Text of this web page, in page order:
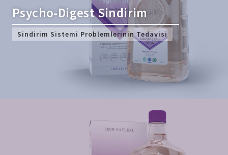
Psycho-Digest Sindirim
Sindirim Sistemi Problemlerinin Tedavisi